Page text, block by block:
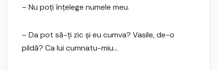
– Nu poţi înţelege numele meu.
– Da pot să-ţi zic şi eu cumva? Vasile, de-o
pildă? Ca lui cumnatu-miu…